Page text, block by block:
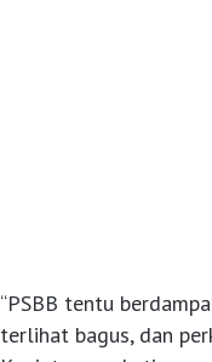
“PSBB tentu
terlihat bagus, dan